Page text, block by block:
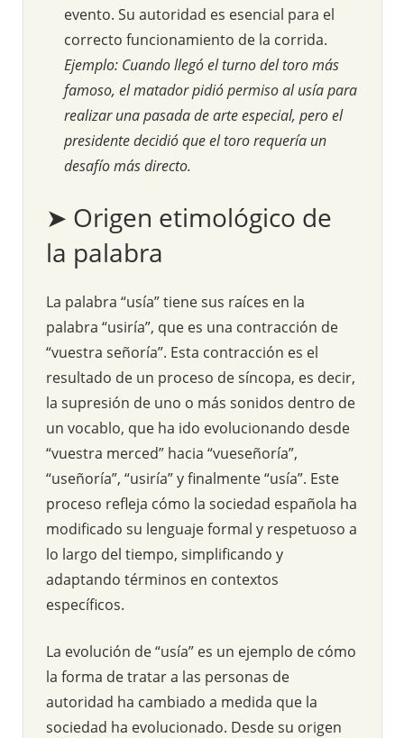
evento. Su autoridad es esencial para el
correcto funcionamiento de la corrida.
Ejemplo: Cuando llegó el turno del toro más
famoso, el matador pidió permiso al usía para
realizar una pasada de arte especial, pero el
presidente decidió que el toro requería un
desafío más directo.
➤ Origen etimológico de
la palabra
La palabra “usía” tiene sus raíces en la
palabra “usiría”, que es una contracción de
“vuestra señoría”. Esta contracción es el
resultado de un proceso de síncopa, es decir,
la supresión de uno o más sonidos dentro de
un vocablo, que ha ido evolucionando desde
“vuestra merced” hacia “vueseñoría”,
“useñoría”, “usiría” y finalmente “usía”. Este
proceso refleja cómo la sociedad española ha
modificado su lenguaje formal y respetuoso a
lo largo del tiempo, simplificando y
adaptando términos en contextos
específicos.
La evolución de “usía” es un ejemplo de cómo
la forma de tratar a las personas de
autoridad ha cambiado a medida que la
sociedad ha evolucionado. Desde su origen